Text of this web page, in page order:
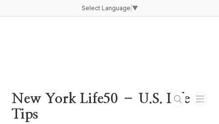
Select Language ▼
New York Life50 – U.S. Life
Tips